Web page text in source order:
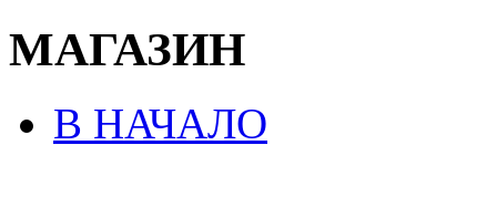
МАГАЗИН
В НАЧАЛО